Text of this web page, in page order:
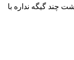
چند گیگه نداره با